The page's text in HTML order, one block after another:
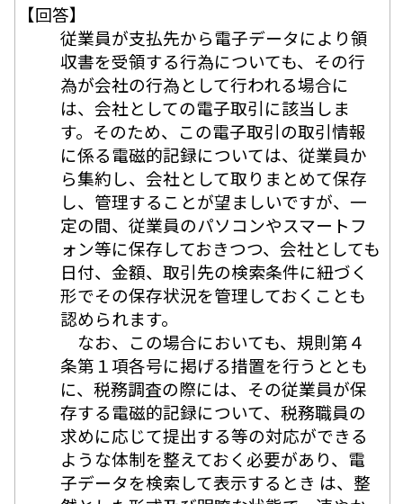
【回答】
従業員が支払先から電子データにより領
収書を受領する行為についても、その行
為が会社の行為として行われる場合に
は、会社としての電子取引に該当しま
す。そのため、この電子取引の取引情報
に係る電磁的記録については、従業員か
ら集約し、会社として取りまとめて保存
し、管理することが望ましいですが、一
定の間、従業員のパソコンやスマートフ
ォン等に保存しておきつつ、会社としても
日付、金額、取引先の検索条件に紐づく
形でその保存状況を管理しておくことも
認められます。
なお、この場合においても、規則第４
条第１項各号に掲げる措置を行うととも
に、税務調査の際には、その従業員が保
存する電磁的記録について、税務職員の
求めに応じて提出する等の対応ができる
ような体制を整えておく必要があり、電
子データを検索して表示するとき は、整